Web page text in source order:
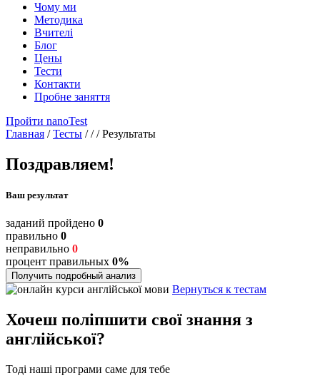
Чому ми
Методика
Вчителі
Блог
Цены
Тести
Контакти
Пробне заняття
Пройти nanoTest
Главная /Тесты ///Результаты
Поздравляем!
Ваш результат
заданий пройдено 0
правильно 0
неправильно 0
процент правильных 0%
Получить подробный анализ
Вернуться к тестам
Хочеш поліпшити свої знання з
англійської?
Тоді наші програми саме для тебе